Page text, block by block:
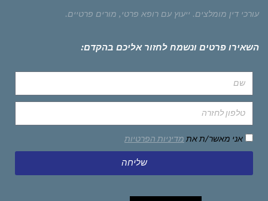
עורכי דין מומלצים. ייעוץ עם רופא פרטי, מורים פרטיים.
השאירו פרטים ונשמח לחזור אליכם בהקדם:
אני מאשר/ת את מדיניות הפרטיות
שליחה